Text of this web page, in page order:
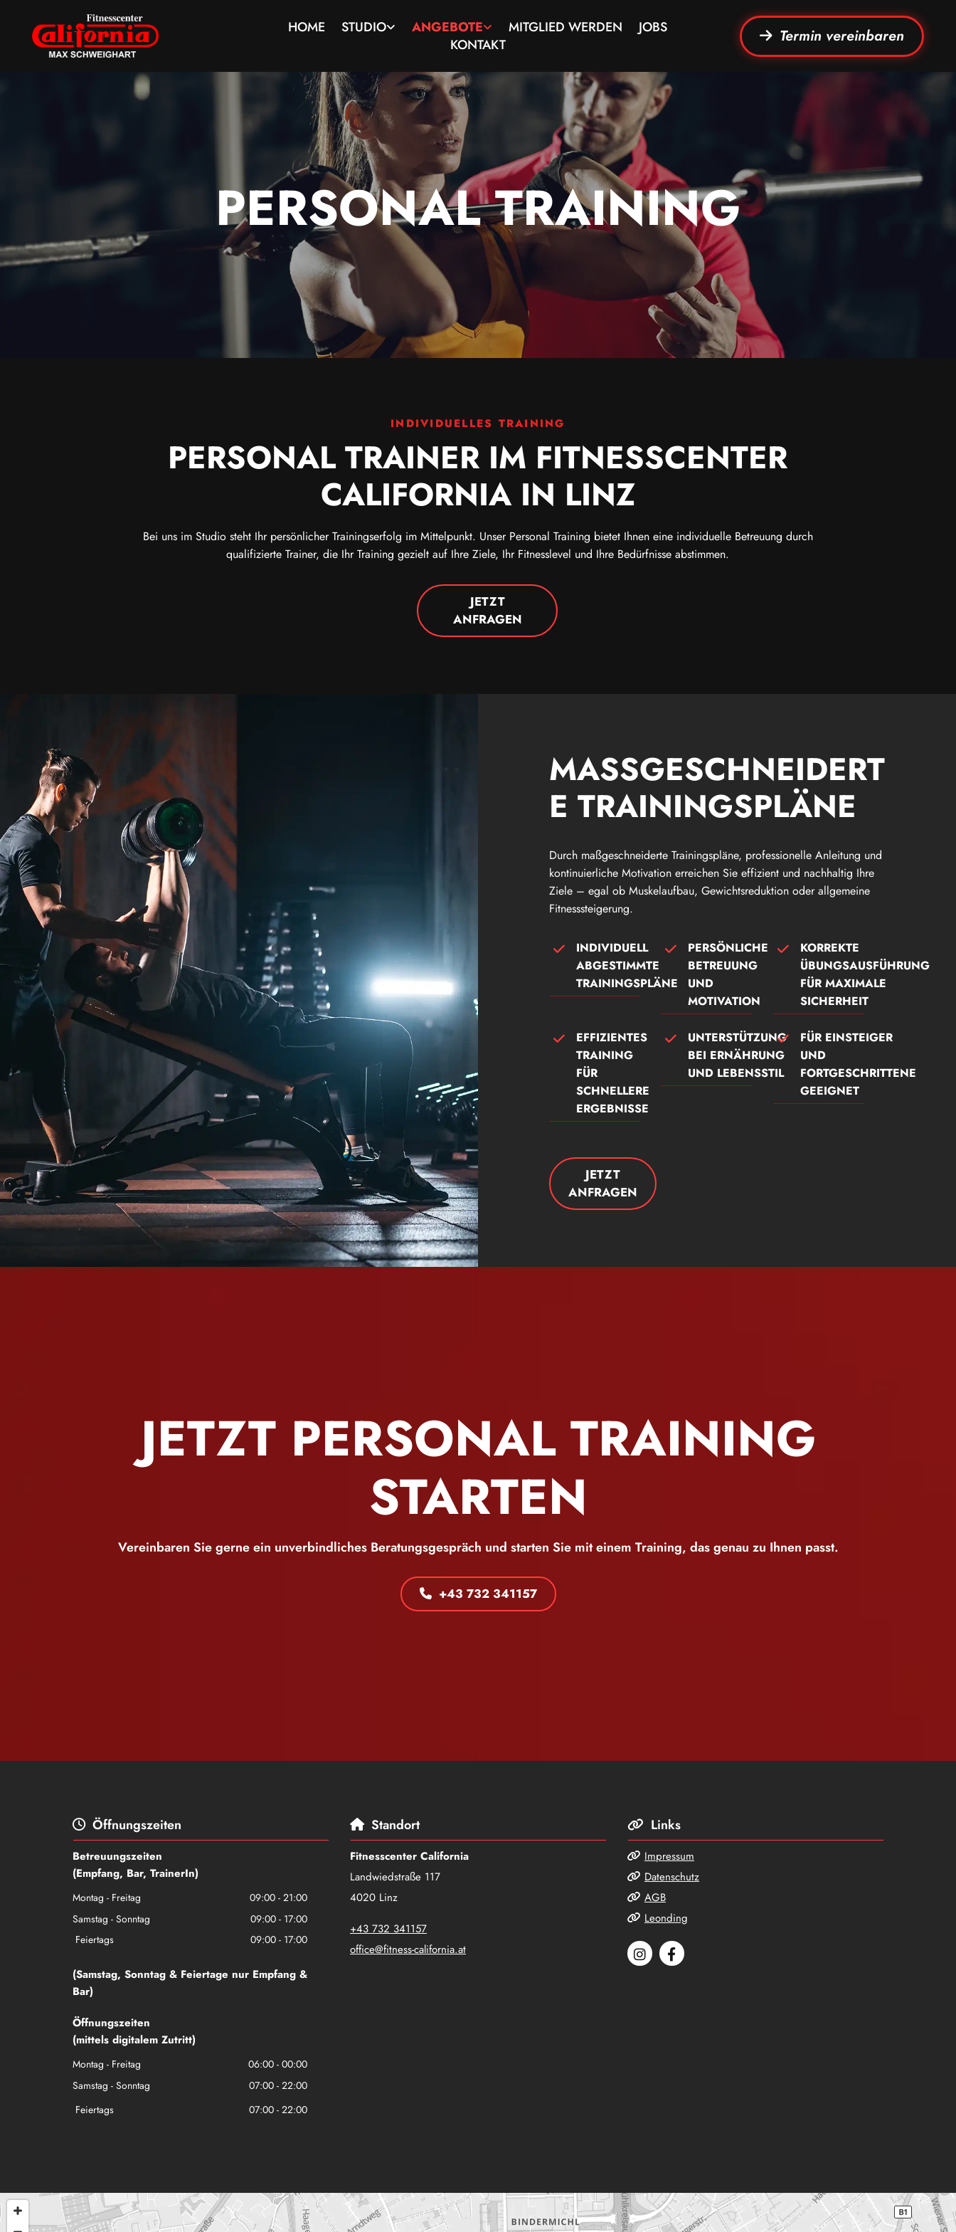
HOME STUDIO ANGEBOTE MITGLIED WERDEN
JOBS
KONTAKT
Termin vereinbaren
PERSONAL TRAINING
INDIVIDUELLES TRAINING
PERSONAL TRAINER IM FITNESSCENTER
CALIFORNIA IN LINZ
Bei uns im Studio steht Ihr persönlicher Trainingserfolg im Mittelpunkt. Unser Personal Training bietet Ihnen eine individuelle Betreuung durch
qualifizierte Trainer, die Ihr Training gezielt auf Ihre Ziele, Ihr Fitnesslevel und Ihre Bedürfnisse abstimmen.
JETZT
ANFRAGEN
MASSGESCHNEIDERTE
TRAININGSPLÄNE
Durch maßgeschneiderte Trainingspläne, professionelle Anleitung und
kontinuierliche Motivation erreichen Sie effizient und nachhaltig Ihre
Ziele – egal ob Muskelaufbau, Gewichtsreduktion oder allgemeine
Fitnesssteigerung.
INDIVIDUELL
ABGESTIMMTE
TRAININGSPLÄNE
PERSÖNLICHE
BETREUUNG
UND
MOTIVATION
KORREKTE
ÜBUNGSAUSFÜHRUNG
FÜR MAXIMALE
SICHERHEIT
EFFIZIENTES
TRAINING
FÜR
SCHNELLERE
ERGEBNISSE
UNTERSTÜTZUNG
BEI ERNÄHRUNG
UND LEBENSSTIL
FÜR EINSTEIGER
UND
FORTGESCHRITTENE
GEEIGNET
JETZT
ANFRAGEN
JETZT PERSONAL TRAINING
STARTEN
Vereinbaren Sie gerne ein unverbindliches Beratungsgespräch und starten Sie mit einem Training, das genau zu Ihnen passt.
+43 732 341157
Öffnungszeiten
Betreuungszeiten
(Empfang, Bar, TrainerIn)
Montag - Freitag
09:00 - 21:00
Samstag - Sonntag
09:00 - 17:00
Feiertags
09:00 - 17:00
(Samstag, Sonntag & Feiertage nur Empfang &
Bar)
Öffnungszeiten
(mittels digitalem Zutritt)
Montag - Freitag
06:00 - 00:00
Samstag - Sonntag
07:00 - 22:00
Feiertags
07:00 - 22:00
Standort
Fitnesscenter California
Landwiedstraße 117
4020 Linz
+43 732 341157
office@fitness-california.at
 Links
 Impressum
 Datenschutz
 AGB
 Leonding